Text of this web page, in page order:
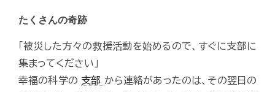
たくさんの奇跡
「被災した方々の救援活動を始めるので、すぐに支部に
集まってください」
幸福の科学の 支部 から連絡があったのは、その翌日の